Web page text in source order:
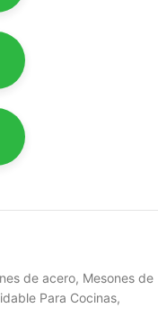
de acero, Mesones de
Para Cocinas,